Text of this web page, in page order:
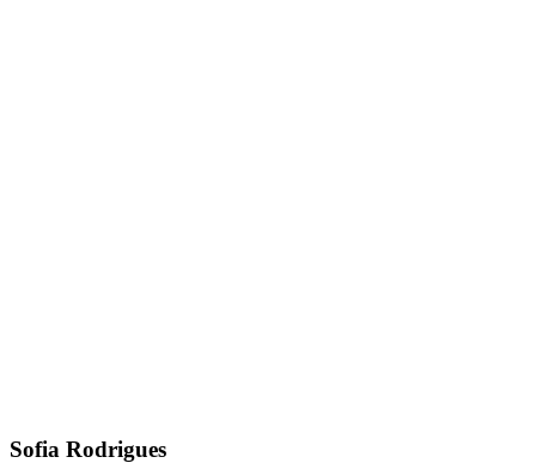
Sofia Rodrigues